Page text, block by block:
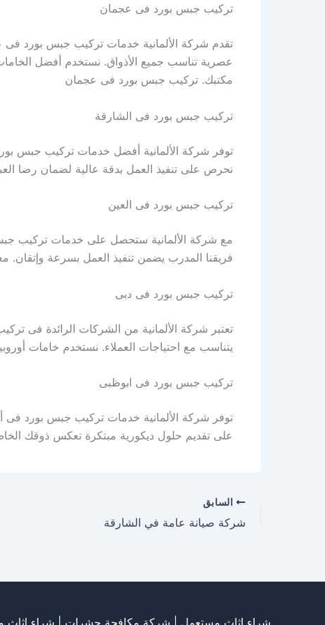
تركيب جبس بورد فى عجمان
تقدم شركة الألمانية خدمات تركيب جبس بورد فى
عصرية تناسب جميع الأذواق. نستخدم أفضل
مكتبك. تركيب جبس بورد فى عجمان
تركيب جبس بورد فى الشارقة
توفر شركة الألمانية أفضل خدمات تركيب جبس
نحرص على تنفيذ العمل بدقة عالية لضمان رضا
تركيب جبس بورد فى العين
مع شركة الألمانية ستحصل على خدمات تركيب جبس
فريقنا المدرب يضمن تنفيذ العمل بسرعة
تركيب جبس بورد فى دبى
تعتبر شركة الألمانية من الشركات الرائدة فى
يتناسب مع احتياجات العملاء. نستخدم خامات
تركيب جبس بورد فى ابوظبى
توفر شركة الألمانية خدمات تركيب جبس بورد فى
على تقديم حلول ديكورية مبتكرة تعكس ذوقك
السابق
شركة صيانة عامة في الشارقة
شراء اثاث مستعمل شركة مكافحة حشرات شراء اثاث